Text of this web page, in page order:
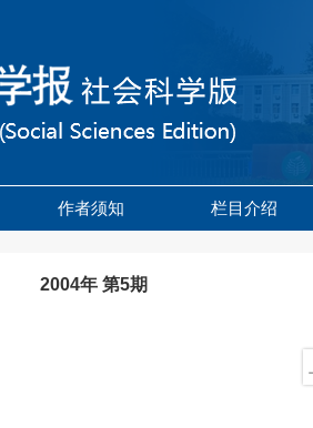
作者须知 栏目介绍
2004年 第5期